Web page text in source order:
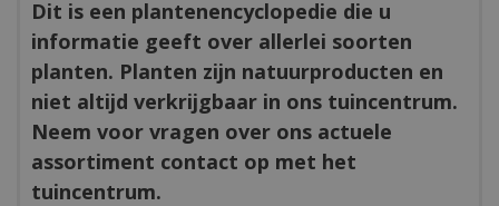
Dit is een plantenencyclopedie die u
informatie geeft over allerlei soorten
planten. Planten zijn natuurproducten en
niet altijd verkrijgbaar in ons tuincentrum.
Neem voor vragen over ons actuele
assortiment contact op met het
tuincentrum.